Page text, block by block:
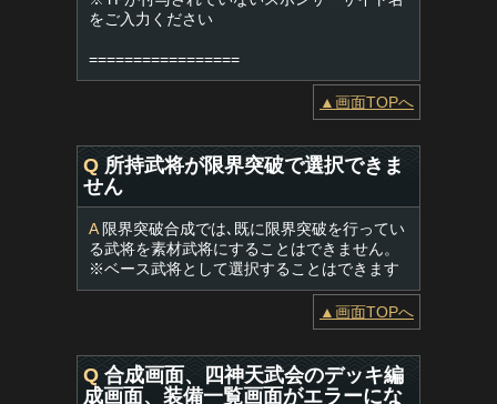
をご入力ください
=================
▲画面TOPへ
Q 所持武将が限界突破で選択できま
せん
A限界突破合成では､既に限界突破を行ってい
る武将を素材武将にすることはできません。
※ベース武将として選択することはできます
▲画面TOPへ
Q 合成画面、四神天武会のデッキ編
成画面、装備一覧画面がエラーにな